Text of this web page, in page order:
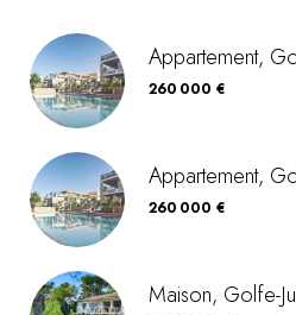
Appartement,
260 000 €
Appartement,
260 000 €
Maison, Golfe-